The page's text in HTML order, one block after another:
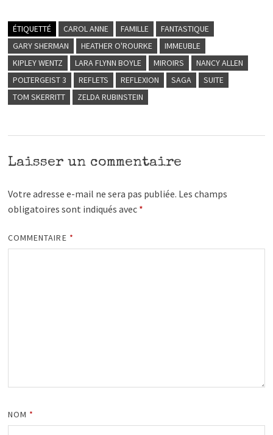
ÉTIQUETTÉ CAROL ANNE FAMILLE
FANTASTIQUE
GARY SHERMAN
HEATHER O'ROURKE
IMMEUBLE
KIPLEY WENTZ
LARA FLYNN BOYLE MIROIRS
NANCY ALLEN
POLTERGEIST 3
REFLETS REFLEXION SAGA
SUITE
TOM SKERRITT
ZELDA RUBINSTEIN
Laisser un commentaire
Votre adresse e-mail ne sera pas publiée. Les champs
obligatoires sont indiqués avec *
COMMENTAIRE *
NOM *